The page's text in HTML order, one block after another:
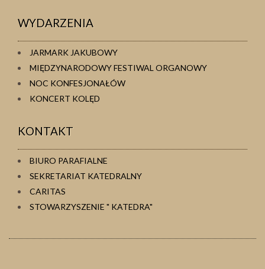
WYDARZENIA
JARMARK JAKUBOWY
MIĘDZYNARODOWY FESTIWAL ORGANOWY
NOC KONFESJONAŁÓW
KONCERT KOLĘD
KONTAKT
BIURO PARAFIALNE
SEKRETARIAT KATEDRALNY
CARITAS
STOWARZYSZENIE " KATEDRA"